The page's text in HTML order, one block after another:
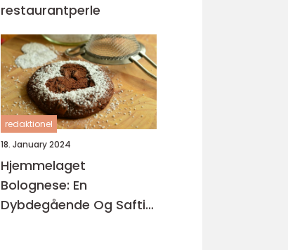
restaurantperle
redaktionel
18. January 2024
Hjemmelaget
Bolognese: En
Dybdegående Og Saftig